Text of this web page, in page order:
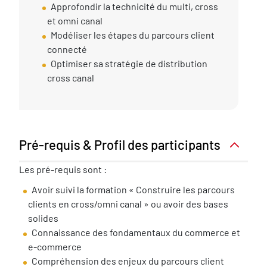
Objectif
session
Approfondir la technicité du multi, cross
et omni canal
Modéliser les étapes du parcours client
connecté
Optimiser sa stratégie de distribution
cross canal
Pré-requis & Profil des participants
Pré-
Les pré-requis sont :
Avoir suivi la formation « Construire les parcours
clients en cross/omni canal » ou avoir des bases
solides
Connaissance des fondamentaux du commerce et
e-commerce
Compréhension des enjeux du parcours client